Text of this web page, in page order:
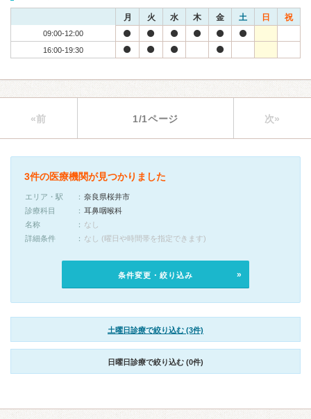
月 火 水 木 金 土 日 祝
09:00-12:00
16:00-19:30
«前 1/1ページ 次»
3件の医療機関が見つかりました
エリア・駅
奈良県桜井市
診療科目
耳鼻咽喉科
名称
なし
詳細条件
なし (曜日や時間帯を指定できます)
条件変更・絞り込み
土曜日診療で絞り込む (3件)
日曜日診療で絞り込む (0件)